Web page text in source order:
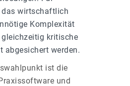
das wirtschaftlich
Komplexität
kritische
abgesichert werden.
ist die
und